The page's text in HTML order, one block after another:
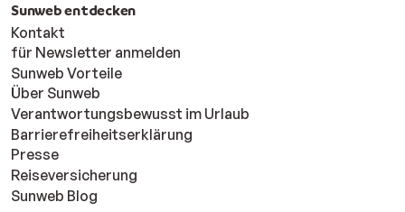
Rückerstattung bei
Stornierung aus selbst
gewählten Gründen
(Ausnahmen sind in den
Bedingungen
aufgelistet)
Vorzeitige Rückkehr aus
zusätzlichen Gründen
Sunweb entdecken
Kontakt
für Newsletter anmelden
Sunweb Vorteile
Über Sunweb
Verantwortungsbewusst im Urlaub
Barrierefreiheitserklärung
Presse
Reiseversicherung
Sunweb Blog